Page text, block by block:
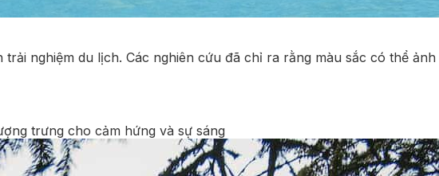
nghiệm du lịch. Các nghiên cứu đã chỉ ra rằng màu sắc có thể
trưng cho cảm hứng và sự sáng